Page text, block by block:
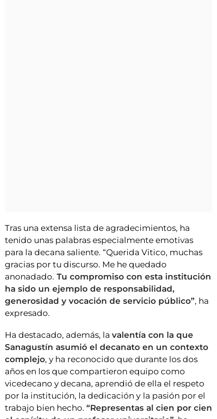
Tras una extensa lista de agradecimientos, ha
tenido unas palabras especialmente emotivas
para la decana saliente. “Querida Vitico, muchas
gracias por tu discurso. Me he quedado
anonadado. Tu compromiso con esta institución
ha sido un ejemplo de responsabilidad,
generosidad y vocación de servicio público”, ha
expresado.
Ha destacado, además, la valentía con la que
Sanagustín asumió el decanato en un contexto
complejo, y ha reconocido que durante los dos
años en los que compartieron equipo como
vicedecano y decana, aprendió de ella el respeto
por la institución, la dedicación y la pasión por el
trabajo bien hecho. “Representas al cien por cien